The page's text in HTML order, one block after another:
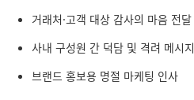
거래처·고객 대상 감사의 마음 전달
사내 구성원 간 덕담 및 격려 메시지
브랜드 홍보용 명절 마케팅 인사